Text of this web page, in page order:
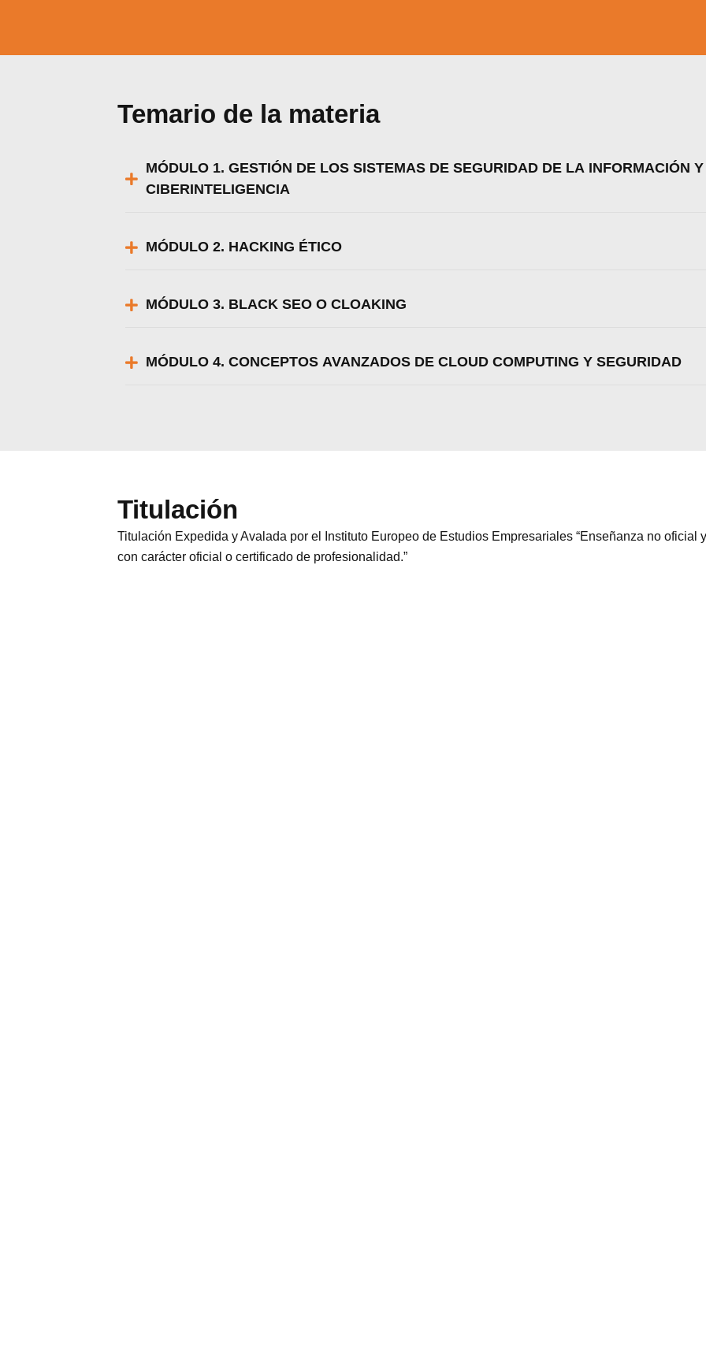
Temario de la materia
MÓDULO 1. GESTIÓN DE LOS SISTEMAS DE SEGURIDAD DE LA INFORMACIÓN Y
CIBERINTELIGENCIA
MÓDULO 2. HACKING ÉTICO
MÓDULO 3. BLACK SEO O CLOAKING
MÓDULO 4. CONCEPTOS AVANZADOS DE CLOUD COMPUTING Y SEGURIDAD
Titulación
Titulación Expedida y Avalada por el Instituto Europeo de Estudios Empresariales “Enseñanza no oficial
con carácter oficial o certificado de profesionalidad.”